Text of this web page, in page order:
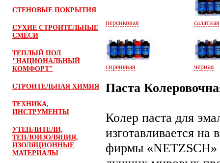
СТЕНОВЫЕ ПОКРЫТИЯ
СУХИЕ СТРОИТЕЛЬНЫЕ
СМЕСИ
ТЕПЛЫЙ ПОЛ
"НАЦИОНАЛЬНЫЙ
КОМФОРТ"
СТРОИТЕЛЬНАЯ ХИМИЯ
ТЕХНИКА,
ИНСТРУМЕНТЫ
УТЕПЛИТЕЛИ,
ТЕПЛОИЗОЛЯЦИЯ,
ИЗОЛЯЦИОННЫЕ
МАТЕРИАЛЫ
персиковая салатная
сиреневая черная
Паста
Колер паста для
изготавливается
фирмы «NETZSCH»